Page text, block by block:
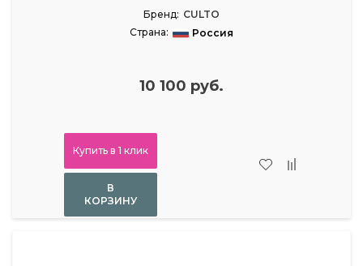
Бренд: CULTO
Страна:
Россия
10 100 руб.
Купить в 1 клик
В
КОРЗИНУ